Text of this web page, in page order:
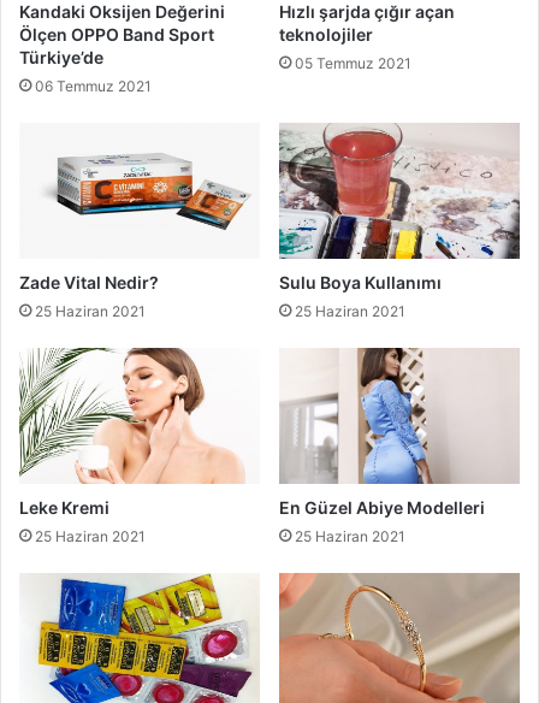
Kandaki Oksijen Değerini
Ölçen OPPO Band Sport
Türkiye’de
06 Temmuz 2021
Hızlı şarjda çığır açan
teknolojiler
05 Temmuz 2021
Zade Vital Nedir?
25 Haziran 2021
Sulu Boya Kullanımı
25 Haziran 2021
Leke Kremi
25 Haziran 2021
En Güzel Abiye Modelleri
25 Haziran 2021